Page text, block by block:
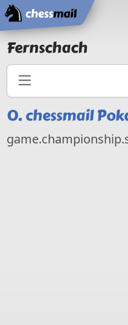
Startseite
Fernschach
0.chessmail